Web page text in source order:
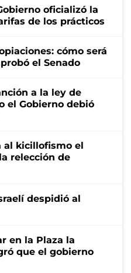
oficializó la
de los prácticos
cómo será
el Senado
a la ley de
el Gobierno debió
al kicillofismo el
relección de
despidió al
en la Plaza la
que el gobierno